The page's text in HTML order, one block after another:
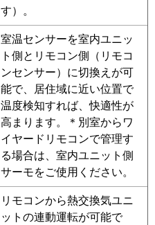
す）。
室温センサーを室内ユニッ
ト側とリモコン側（リモコ
ンセンサー）に切換えが可
能で、居住域に近い位置で
温度検知すれば、快適性が
高まります。＊別室からワ
イヤードリモコンで管理す
る場合は、室内ユニット側
サーモをご使用ください。
リモコンから熱交換気ユニ
ットの連動運転が可能で